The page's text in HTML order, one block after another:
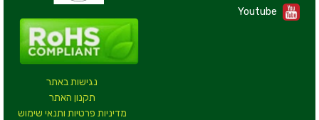
נגישות באתר
תקנון האתר
מדיניות פרטיות ותנאי שימוש
Youtube